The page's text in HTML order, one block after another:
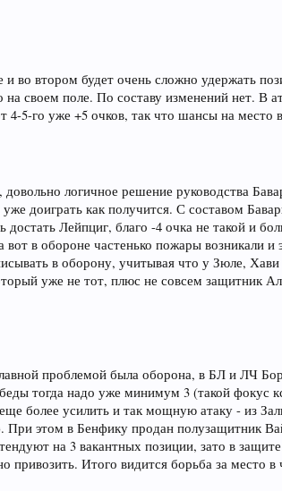
во втором будет очень сложно удержать
своем поле. По составу изменений нет. В
5-го уже +5 очков, так что шансы на место
логичное решение руководства
доиграть как получится. С составом
Лейпциг, благо -4 очка не такой и
в обороне частенько пожары возникали и
в оборону, учитывая что у Зюле,
уже не тот, плюс не совсем защитник
проблемой была оборона, в БЛ и ЛЧ
тогда надо уже минимум 3 (такой фокус
более усилить и так мощную атаку - из
При этом в Бенфику продан полузащитник
на 3 вакантных позиции, зато в
Итого видится борьба за место в